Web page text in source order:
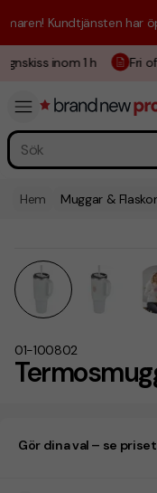
Kundtjänsten har
inom 1 h Fri
Hem Muggar & Flaskor
01-100802
Gör dina val – se